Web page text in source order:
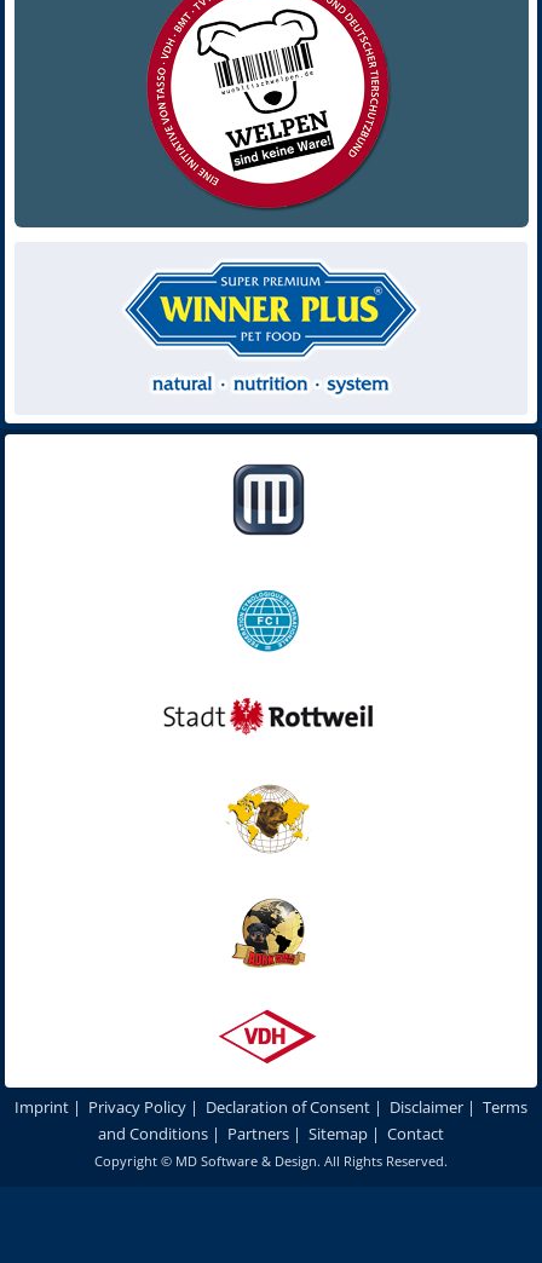
Imprint | Privacy Policy | Declaration of Consent | Disclaimer | Terms
and Conditions | Partners | Sitemap | Contact
Copyright © MD Software & Design. All Rights Reserved.